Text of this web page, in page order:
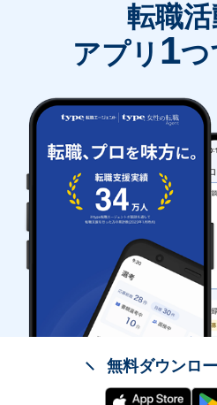
転職
アプリ 1つ
無料ダウンロ